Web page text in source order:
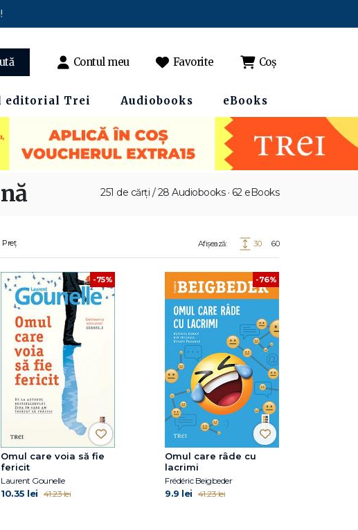
Contul meu Favorite Coș
editorial Trei Audiobooks eBooks
251 de cărți / 28 Audiobooks · 62 eBooks
Preț Afișează: 30 60
-75%
Omul care voia să fie
fericit
Laurent Gounelle
10.35 lei 41.23 lei
-76%
Omul care râde cu
lacrimi
Frédéric Beigbeder
9.9 lei 41.23 lei